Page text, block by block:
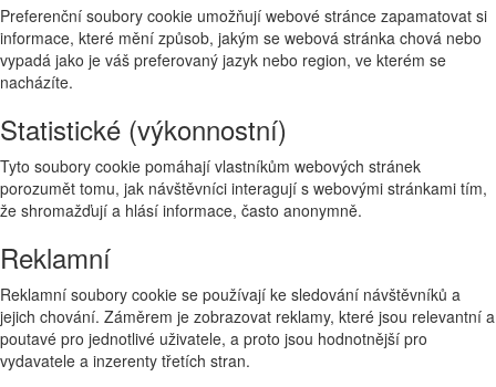
Preferenční soubory cookie umožňují webové stránce zapamatovat si
informace, které mění způsob, jakým se webová stránka chová nebo
vypadá jako je váš preferovaný jazyk nebo region, ve kterém se
nacházíte.
Statistické (výkonnostní)
Tyto soubory cookie pomáhají vlastníkům webových stránek
porozumět tomu, jak návštěvníci interagují s webovými stránkami tím,
že shromažďují a hlásí informace, často anonymně.
Reklamní
Reklamní soubory cookie se používají ke sledování návštěvníků a
jejich chování. Záměrem je zobrazovat reklamy, které jsou relevantní a
poutavé pro jednotlivé uživatele, a proto jsou hodnotnější pro
vydavatele a inzerenty třetích stran.